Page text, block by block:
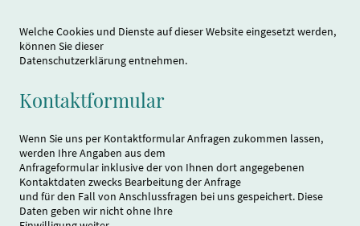
Welche Cookies und Dienste auf dieser Website eingesetzt werden,
können Sie dieser
Datenschutzerklärung entnehmen.
Kontaktformular
Wenn Sie uns per Kontaktformular Anfragen zukommen lassen,
werden Ihre Angaben aus dem
Anfrageformular inklusive der von Ihnen dort angegebenen
Kontaktdaten zwecks Bearbeitung der Anfrage
und für den Fall von Anschlussfragen bei uns gespeichert. Diese
Daten geben wir nicht ohne Ihre